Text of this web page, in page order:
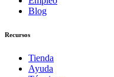
Blog
Recursos
Tienda
Ayuda